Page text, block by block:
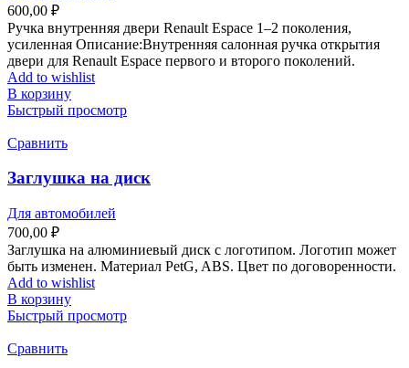
600,00 ₽
Ручка внутренняя двери Renault Espace 1–2 поколения,
усиленная Описание:Внутренняя салонная ручка открытия
двери для Renault Espace первого и второго поколений.
Add to wishlist
В корзину
Быстрый просмотр
Сравнить
Заглушка на диск
Для автомобилей
700,00 ₽
Заглушка на алюминиевый диск с логотипом. Логотип может
быть изменен. Материал PetG, ABS. Цвет по договоренности.
Add to wishlist
В корзину
Быстрый просмотр
Сравнить